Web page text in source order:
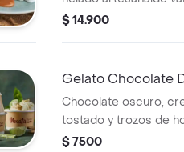
y salsa de chocolate.
$ 14.900
Gelato Chocolate
Chocolate oscuro,
tostado y trozos de
$ 7500